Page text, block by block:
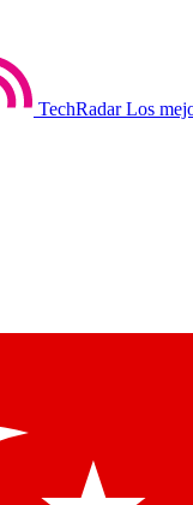
TechRadar Los